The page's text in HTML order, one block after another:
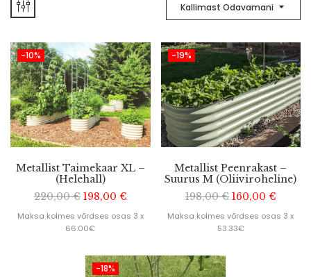
Kallimast Odavamani
-10%
Metallist Taimekaar XL –
(Helehall)
220,00€ 198,00 €
Maksa kolmes võrdses osas 3 x
66.00€
-19%
Metallist Peenrakast –
Suurus M (Oliiviroheline)
198,00€ 160,00 €
Maksa kolmes võrdses osas 3 x
53.33€
-18%